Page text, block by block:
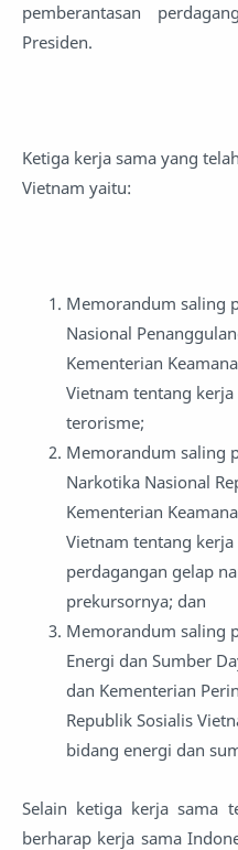
pemberantasan
Presiden.
Ketiga kerja sama yang
Vietnam yaitu:
Memorandum saling
Nasional
Kementerian
Vietnam tentang
terorisme;
Memorandum saling
Narkotika Nasional
Kementerian
Vietnam tentang
perdagangan gelap
prekursornya; dan
Memorandum saling
Energi dan Sumber
dan Kementerian
Republik Sosialis
bidang energi dan
Selain ketiga kerja sama
berharap kerja sama